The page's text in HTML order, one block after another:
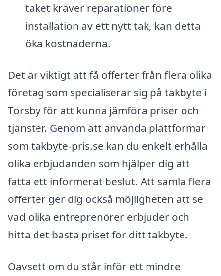
taket kräver reparationer före
installation av ett nytt tak, kan detta
öka kostnaderna.
Det är viktigt att få offerter från flera olika
företag som specialiserar sig på takbyte i
Torsby för att kunna jämföra priser och
tjänster. Genom att använda plattformar
som takbyte-pris.se kan du enkelt erhålla
olika erbjudanden som hjälper dig att
fatta ett informerat beslut. Att samla flera
offerter ger dig också möjligheten att se
vad olika entreprenörer erbjuder och
hitta det bästa priset för ditt takbyte.
Oavsett om du står inför ett mindre